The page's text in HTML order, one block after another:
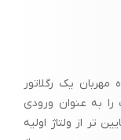
بیان می کند ضریب
مهربان یک رگلاتور
را به عنوان ورودی
تر از ولتاژ اولیه